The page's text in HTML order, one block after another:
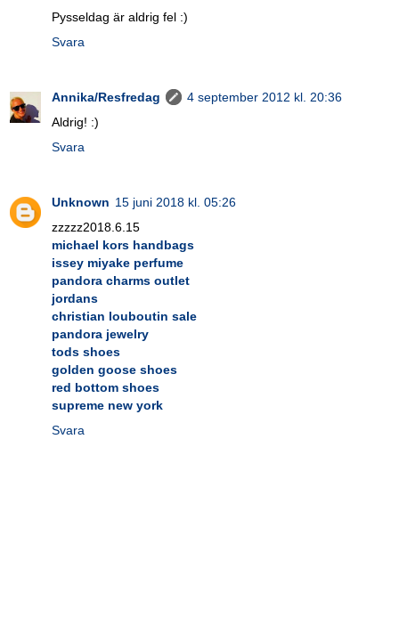
Pysseldag är aldrig fel :)
Svara
Annika/Resfredag
4 september 2012 kl. 20:36
Aldrig! :)
Svara
Unknown 15 juni 2018 kl. 05:26
zzzzz2018.6.15
michael kors handbags
issey miyake perfume
pandora charms outlet
jordans
christian louboutin sale
pandora jewelry
tods shoes
golden goose shoes
red bottom shoes
supreme new york
Svara